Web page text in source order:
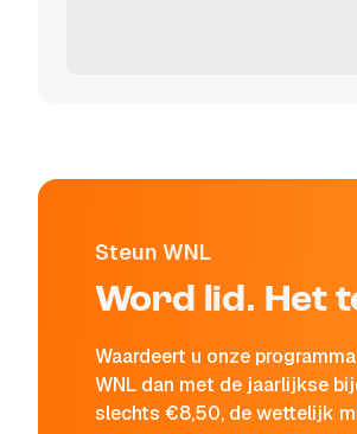
Steun WNL
Word lid. Het
Waardeert u onze
WNL dan met de jaarlijkse
slechts €8,50, de wettelijk